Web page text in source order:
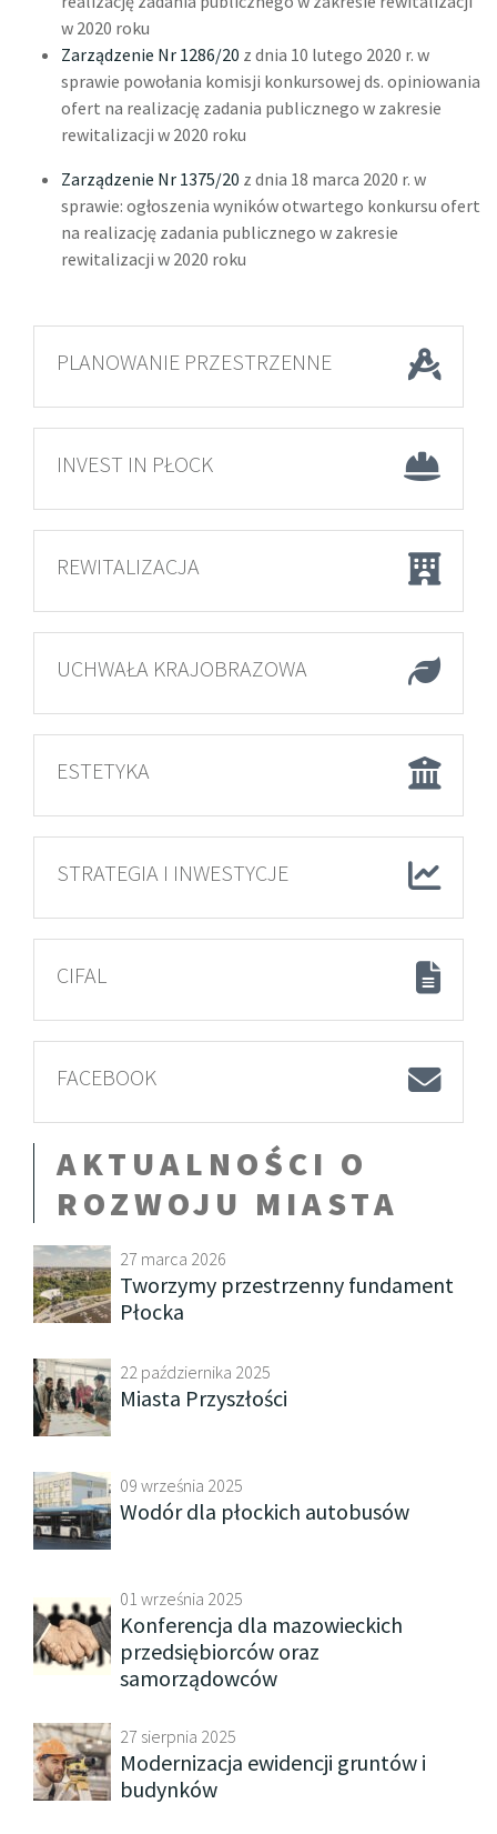
w 2020 roku
Zarządzenie Nr 1286/20 z dnia 10 lutego 2020 r. w
sprawie powołania komisji konkursowej ds. opiniowania
ofert na realizację zadania publicznego w zakresie
rewitalizacji w 2020 roku
Zarządzenie Nr 1375/20 z dnia 18 marca 2020 r. w
sprawie: ogłoszenia wyników otwartego konkursu ofert
na realizację zadania publicznego w zakresie
rewitalizacji w 2020 roku
PLANOWANIE PRZESTRZENNE
INVEST IN PŁOCK
REWITALIZACJA
UCHWAŁA KRAJOBRAZOWA
ESTETYKA
STRATEGIA I INWESTYCJE
CIFAL
FACEBOOK
AKTUALNOŚCI O
ROZWOJU MIASTA
27 marca 2026
Tworzymy przestrzenny fundament
Płocka
22 października 2025
Miasta Przyszłości
09 września 2025
Wodór dla płockich autobusów
01 września 2025
Konferencja dla mazowieckich
przedsiębiorców oraz
samorządowców
27 sierpnia 2025
Modernizacja ewidencji gruntów i
budynków